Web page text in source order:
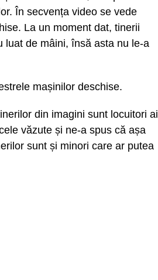
În secvența video se vede
La un moment dat, tinerii
luat de mâini, însă asta nu le-a
mașinilor deschise.
din imagini sunt locuitori ai
văzute și ne-a spus că așa
sunt și minori care ar putea